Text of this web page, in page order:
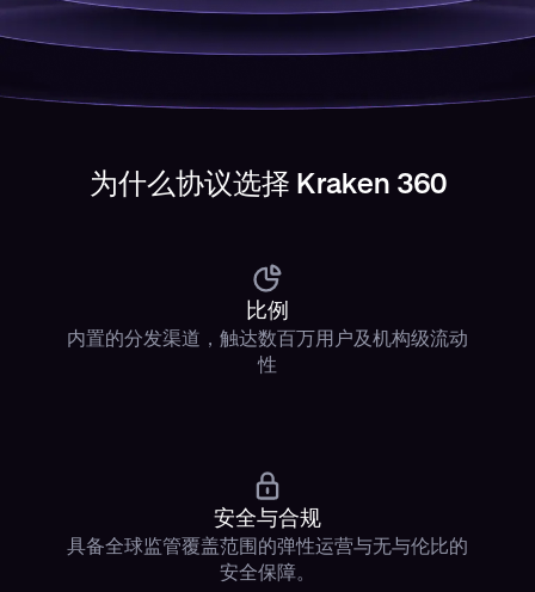
为什么协议选择 Kraken 360
比例
内置的分发渠道，触达数百万用户及机构级流动
性
安全与合规
具备全球监管覆盖范围的弹性运营与无与伦比的
安全保障。